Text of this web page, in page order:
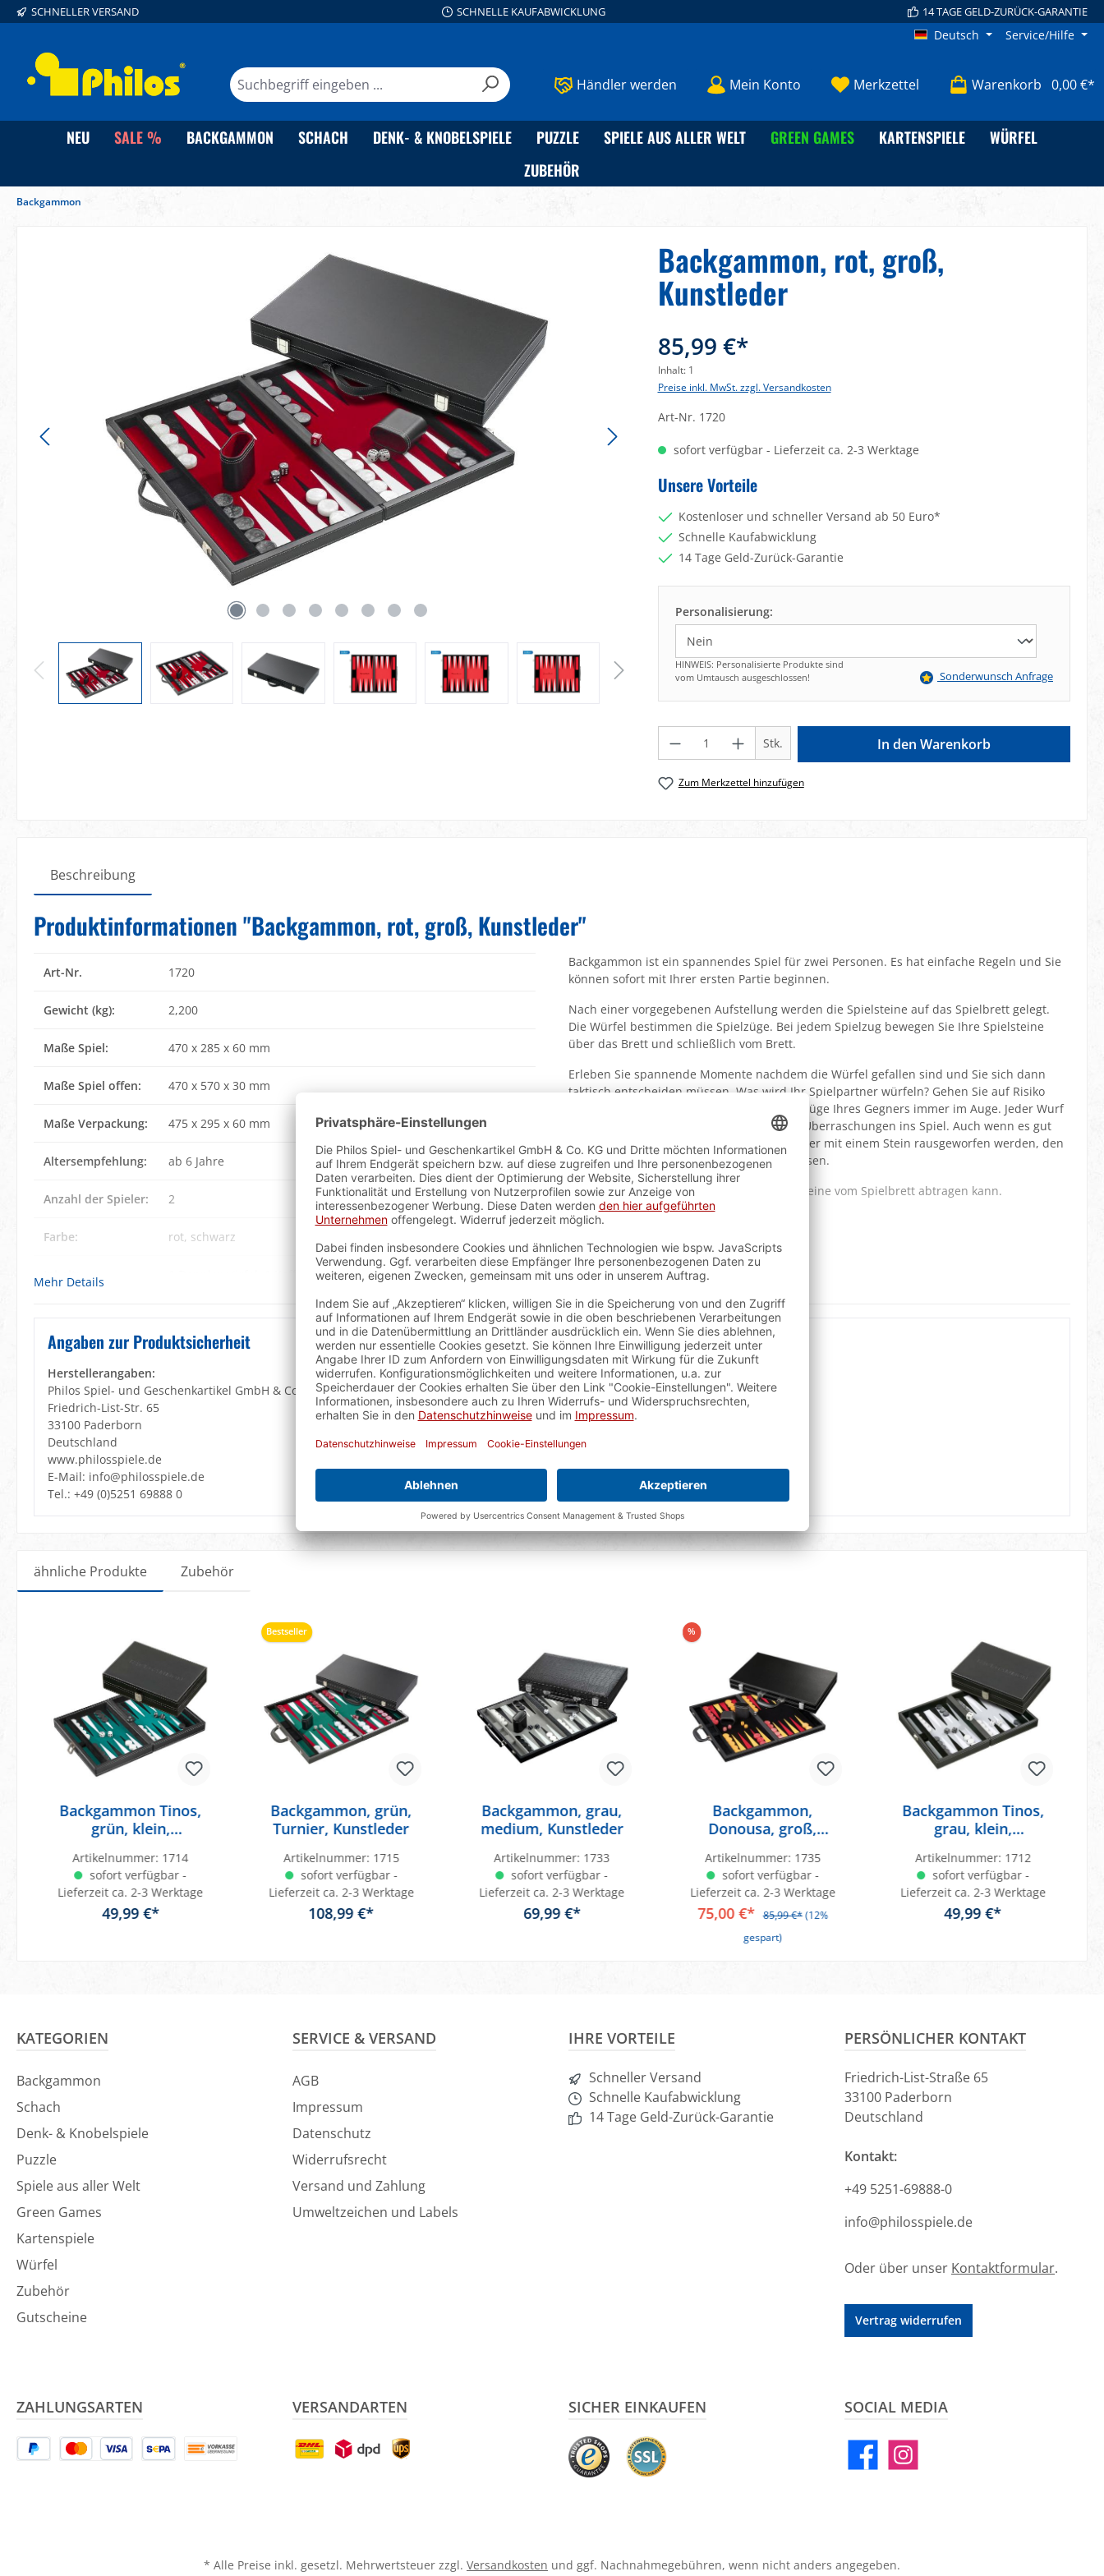
Zur Hauptnavigation springen
SCHNELLER VERSAND SCHNELLE KAUFABWICKLUNG 14 TAGE GELD-ZURÜCK-GARANTIE
Deutsch Service/Hilfe
Händler werden Mein Konto Merkzettel Warenkorb 0,00 €*
NEU SALE % BACKGAMMON SCHACH DENK- & KNOBELSPIELE PUZZLE SPIELE AUS ALLER WELT GREEN GAMES KARTENSPIELE
WÜRFEL
ZUBEHÖR
Backgammon
Backgammon, rot, groß,
Kunstleder
85,99 €*
Inhalt: 1
Preise inkl. MwSt. zzgl. Versandkosten
Art-Nr. 1720
sofort verfügbar - Lieferzeit ca. 2-3 Werktage
Unsere Vorteile
Kostenloser und schneller Versand ab 50 Euro*
Schnelle Kaufabwicklung
14 Tage Geld-Zurück-Garantie
Personalisierung:
HINWEIS: Personalisierte Produkte sind
vom Umtausch ausgeschlossen!
Sonderwunsch Anfrage
Stk. In den Warenkorb
Zum Merkzettel hinzufügen
Beschreibung
Produktinformationen "Backgammon, rot, groß, Kunstleder"
Backgammon ist ein spannendes Spiel für zwei Personen. Es hat einfache Regeln und Sie
können sofort mit Ihrer ersten Partie beginnen.
Nach einer vorgegebenen Aufstellung werden die Spielsteine auf das Spielbrett gelegt.
Die Würfel bestimmen die Spielzüge. Bei jedem Spielzug bewegen Sie Ihre Spielsteine
über das Brett und schließlich vom Brett.
Erleben Sie spannende Momente nachdem die Würfel gefallen sind und Sie sich dann
taktisch entscheiden müssen. Was wird Ihr Spielpartner würfeln? Gehen Sie auf Risiko
oder sichern Sie ab? Behalten Sie die Spielzüge Ihres Gegners immer im Auge. Jeder Wurf
bringt neuen Schwung und immer wieder Überraschungen ins Spiel. Auch wenn es gut
für Sie aussieht, Sie können vom Spielpartner mit einem Stein rausgeworfen werden, den
Sie dann wieder neu ins Spiel bringen müssen.
Gewinnen wird, wer als erster seine Spielsteine vom Spielbrett abtragen kann.
Spielanleitung downloaden
Art-Nr. 1720
Gewicht (kg): 2,200
Maße Spiel: 470 x 285 x 60 mm
Maße Spiel offen: 470 x 570 x 30 mm
Maße Verpackung: 475 x 295 x 60 mm
Altersempfehlung: ab 6 Jahre
Anzahl der Spieler: 2
Farbe: rot, schwarz
Inhalt: , 2 Würfelbecher, 4 Würfel, 15 dunkle
, Strategisches Denken , Taktisches Denken
Material Kassette:
Material
Spielsteine:
Maße Spielsteine:
Produktmerkmale: Intarsien , Tragegriff
DE, GB, FR, ES, IT, NL, DK, SE, PL, RU
Spieldauer: 10 min.
Achtung! Wegen verschluckbarer Kleinteile nicht für Kinder
unter 3 Jahren geeignet! Erstickungsgefahr.
Mehr Details
Angaben zur Produktsicherheit
Herstellerangaben:
Philos Spiel- und Geschenkartikel GmbH & Co. KG
Friedrich-List-Str. 65
33100 Paderborn
Deutschland
www.philosspiele.de
E-Mail: info@philosspiele.de
Tel.: +49 (0)5251 69888 0
ähnliche Produkte Zubehör
Backgammon Tinos,
grün, klein,
Artikelnummer: 1714
sofort verfügbar -
Lieferzeit ca. 2-3 Werktage
49,99 €*
Bestseller
Backgammon, grün,
Turnier, Kunstleder
Artikelnummer: 1715
sofort verfügbar -
Lieferzeit ca. 2-3 Werktage
108,99 €*
Backgammon, grau,
medium, Kunstleder
Artikelnummer: 1733
sofort verfügbar -
Lieferzeit ca. 2-3 Werktage
69,99 €*
%
Backgammon,
Donousa, groß,
Artikelnummer: 1735
sofort verfügbar -
Lieferzeit ca. 2-3 Werktage
75,00 €* 85,99 €*(12%
gespart)
Backgammon Tinos,
grau, klein,
magnetisch
Artikelnummer: 1712
sofort verfügbar -
Lieferzeit ca. 2-3 Werktage
49,99 €*
KATEGORIEN
Backgammon
Schach
Denk- & Knobelspiele
Puzzle
Spiele aus aller Welt
Green Games
Kartenspiele
Würfel
Zubehör
Gutscheine
SERVICE & VERSAND
AGB
Impressum
Datenschutz
Widerrufsrecht
Versand und Zahlung
Umweltzeichen und Labels
IHRE VORTEILE
Schneller Versand
Schnelle Kaufabwicklung
14 Tage Geld-Zurück-Garantie
PERSÖNLICHER KONTAKT
Friedrich-List-Straße 65
33100 Paderborn
Deutschland
Kontakt:
+49 5251-69888-0
info@philosspiele.de
Oder über unser Kontaktformular.
Vertrag widerrufen
ZAHLUNGSARTEN VERSANDARTEN SICHER EINKAUFEN SOCIAL MEDIA
FacebookInstagram
* Alle Preise inkl. gesetzl. Mehrwertsteuer zzgl. Versandkosten und ggf. Nachnahmegebühren, wenn nicht anders angegeben.